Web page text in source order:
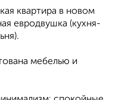
квартира в новом
евродвушка (кухня-
мебелью и